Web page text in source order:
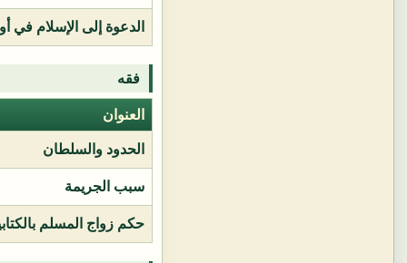
الدعوة إلى الإسلام في
فقه
العنوان
الحدود والسلطان
سبب الجريمة
حكم زواج المسلم